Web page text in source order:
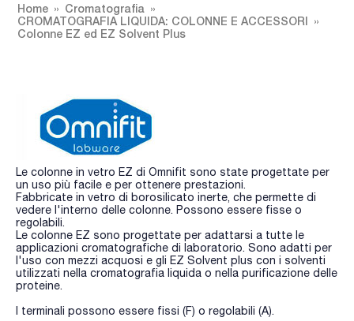
Home
Cromatografia
CROMATOGRAFIA LIQUIDA: COLONNE E ACCESSORI
Colonne EZ ed EZ Solvent Plus
Le colonne in vetro EZ di Omnifit sono state progettate per
un uso più facile e per ottenere prestazioni.
Fabbricate in vetro di borosilicato inerte, che permette di
vedere l'interno delle colonne. Possono essere fisse o
regolabili.
Le colonne EZ sono progettate per adattarsi a tutte le
applicazioni cromatografiche di laboratorio. Sono adatti per
l'uso con mezzi acquosi e gli EZ Solvent plus con i solventi
utilizzati nella cromatografia liquida o nella purificazione delle
proteine.
I terminali possono essere fissi (F) o regolabili (A).